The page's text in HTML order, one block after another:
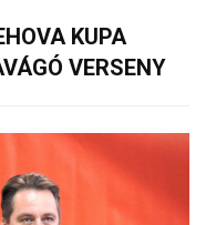
KUPA
VERSENY